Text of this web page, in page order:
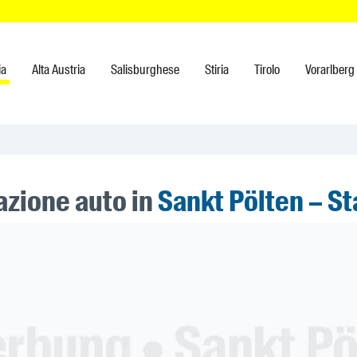
Alta Austria Salisburghese Stiria Tirolo Vorarlberg
auto inSankt Pölten –